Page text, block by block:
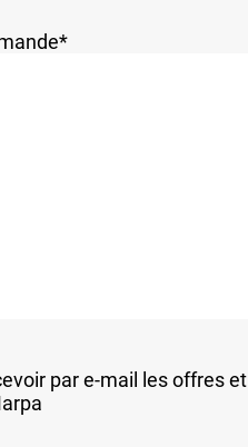
*
par e-mail les offres et